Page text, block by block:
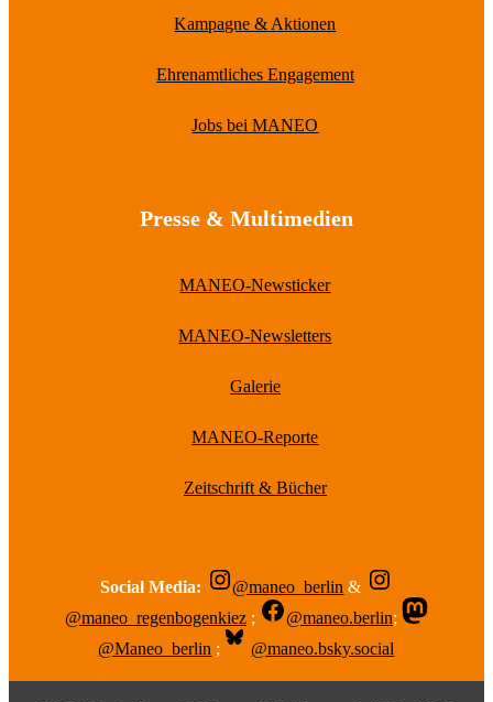
Kampagne & Aktionen
Ehrenamtliches Engagement
Jobs bei MANEO
Presse & Multimedien
MANEO-Newsticker
MANEO-Newsletters
Galerie
MANEO-Reporte
Zeitschrift & Bücher
Social Media: @maneo_berlin &
@maneo_regenbogenkiez ; @maneo.berlin;
@Maneo_berlin ; @maneo.bsky.social